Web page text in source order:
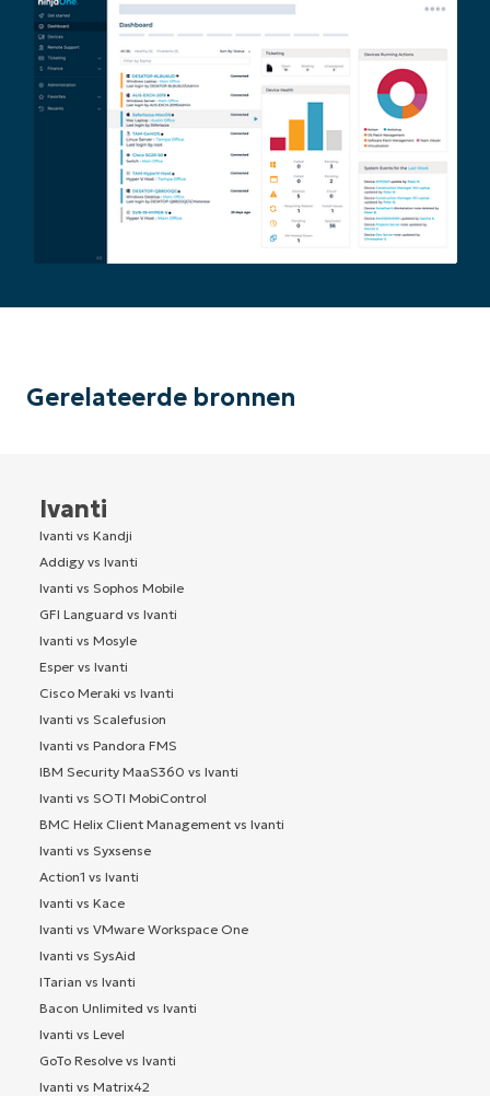
Gerelateerde bronnen
Ivanti
Ivanti vs Kandji
Addigy vs Ivanti
Ivanti vs Sophos Mobile
GFI Languard vs Ivanti
Ivanti vs Mosyle
Esper vs Ivanti
Cisco Meraki vs Ivanti
Ivanti vs Scalefusion
Ivanti vs Pandora FMS
IBM Security MaaS360 vs Ivanti
Ivanti vs SOTI MobiControl
BMC Helix Client Management vs Ivanti
Ivanti vs Syxsense
Action1 vs Ivanti
Ivanti vs Kace
Ivanti vs VMware Workspace One
Ivanti vs SysAid
ITarian vs Ivanti
Bacon Unlimited vs Ivanti
Ivanti vs Level
GoTo Resolve vs Ivanti
Ivanti vs Matrix42